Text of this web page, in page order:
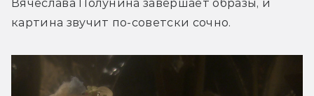
Вячеслава Полунина завершает образы, и
картина звучит по-советски сочно.